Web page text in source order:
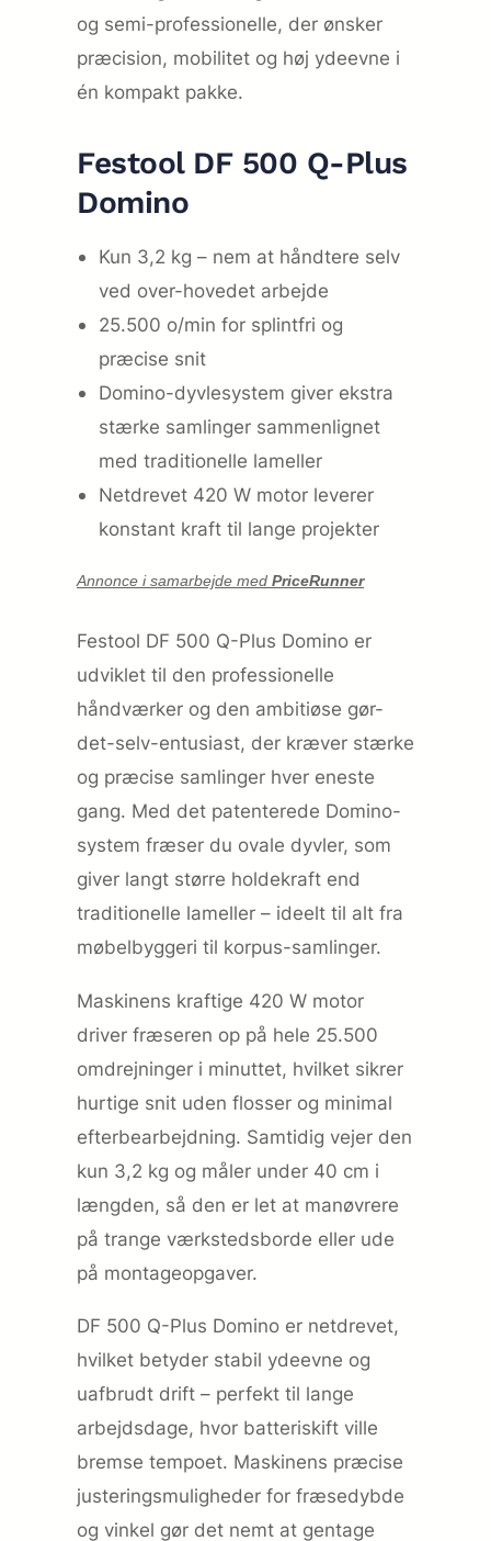
og semi-professionelle, der ønsker
præcision, mobilitet og høj ydeevne i
én kompakt pakke.
Festool DF 500 Q-Plus
Domino
Kun 3,2 kg – nem at håndtere selv
ved over-hovedet arbejde
25.500 o/min for splintfri og
præcise snit
Domino-dyvlesystem giver ekstra
stærke samlinger sammenlignet
med traditionelle lameller
Netdrevet 420 W motor leverer
konstant kraft til lange projekter
Annonce i samarbejde med PriceRunner
Festool DF 500 Q-Plus Domino er
udviklet til den professionelle
håndværker og den ambitiøse gør-
det-selv-entusiast, der kræver stærke
og præcise samlinger hver eneste
gang. Med det patenterede Domino-
system fræser du ovale dyvler, som
giver langt større holdekraft end
traditionelle lameller – ideelt til alt fra
møbelbyggeri til korpus-samlinger.
Maskinens kraftige 420 W motor
driver fræseren op på hele 25.500
omdrejninger i minuttet, hvilket sikrer
hurtige snit uden flosser og minimal
efterbearbejdning. Samtidig vejer den
kun 3,2 kg og måler under 40 cm i
længden, så den er let at manøvrere
på trange værkstedsborde eller ude
på montageopgaver.
DF 500 Q-Plus Domino er netdrevet,
hvilket betyder stabil ydeevne og
uafbrudt drift – perfekt til lange
arbejdsdage, hvor batteriskift ville
bremse tempoet. Maskinens præcise
justeringsmuligheder for fræsedybde
og vinkel gør det nemt at gentage